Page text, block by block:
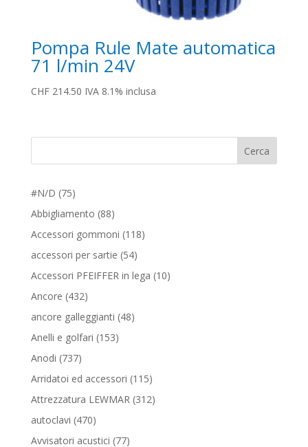
Pompa Rule Mate automatica
71 l/min 24V
CHF214.50 IVA 8.1% inclusa
Cerca
#N/D 7575
prodotti
Abbigliamento 8888
prodotti
Accessori gommoni 118118
accessori per sartie 5454
prodotti
Accessori PFEIFFER in lega 1010
Ancore 432432
prodotti
ancore galleggianti 4848
Anelli e golfari 153153
Anodi 737737
prodotti
Arridatoi ed accessori 115115
prodotti
Attrezzatura LEWMAR 312312
autoclavi 470470
prodotti
Avvisatori acustici 7777